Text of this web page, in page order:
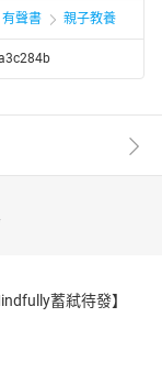
有聲書 親子教養
蓄弒待發】